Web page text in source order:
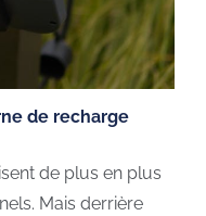
de recharge
de plus en plus
Mais derrière